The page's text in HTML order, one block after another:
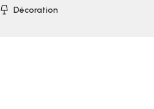
Décoration